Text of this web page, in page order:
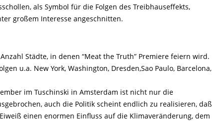
als Symbol für die Folgen des Treibhauseffekts,
großem Interesse angeschnitten.
Städte, in denen “Meat the Truth” Premiere feiern wird.
u.a. New York, Washington, Dresden,Sao Paulo, Barcelona,
im Tuschinski in Amsterdam ist nicht nur die
auch die Politik scheint endlich zu realisieren, daß
einen enormen Einfluss auf die Klimaveränderung, dem